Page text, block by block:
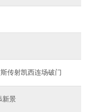
传射凯西连场破门
新景